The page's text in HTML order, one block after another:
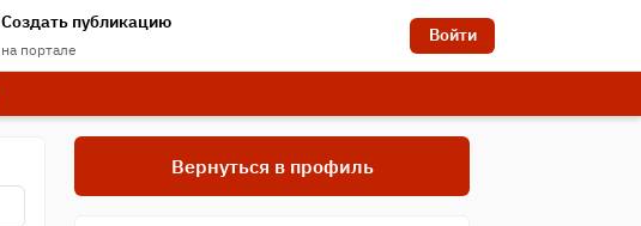
Создать публикацию
на портале
Войти
Вернуться в профиль